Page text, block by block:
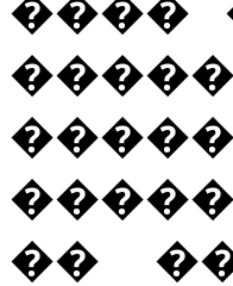
����
��